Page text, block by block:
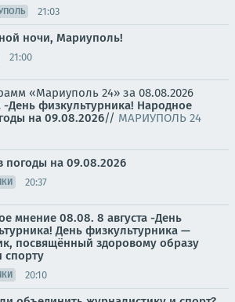
21:03
ночи, Мариуполь!
21:00
«Мариуполь 24» за 08.08.2026
-День физкультурника! Народное
на 09.08.2026// МАРИУПОЛЬ 24
погоды на 09.08.2026
20:37
мнение 08.08. 8 августа -День
День физкультурника —
посвящённый здоровому образу
спорту
20:10